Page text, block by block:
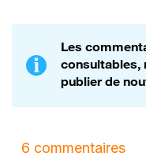
Les
consultables,
publier de